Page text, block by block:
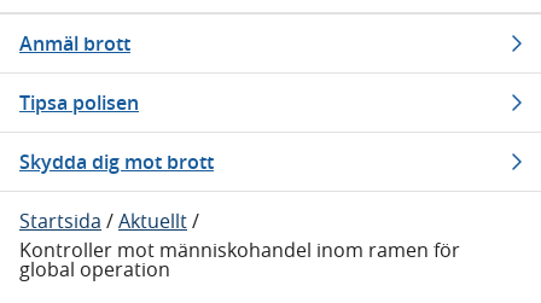
Anmäl brott
Tipsa polisen
Skydda dig mot brott
Startsida /Aktuellt/
Kontroller mot människohandel inom ramen för
global operation